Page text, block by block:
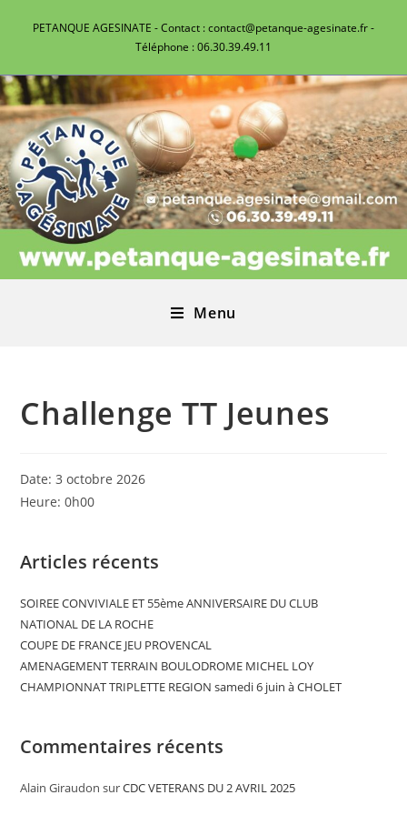
PETANQUE AGESINATE - Contact : contact@petanque-agesinate.fr -
Téléphone : 06.30.39.49.11
Menu
Challenge TT Jeunes
Date:3 octobre 2026
Heure:0h00
Articles récents
SOIREE CONVIVIALE ET 55ème ANNIVERSAIRE DU CLUB
NATIONAL DE LA ROCHE
COUPE DE FRANCE JEU PROVENCAL
AMENAGEMENT TERRAIN BOULODROME MICHEL LOY
CHAMPIONNAT TRIPLETTE REGION samedi 6 juin à CHOLET
Commentaires récents
Alain Giraudon surCDC VETERANS DU 2 AVRIL 2025